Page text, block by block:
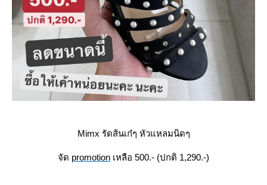
Mimx รัดส้นเก๋ๆ หัวแหลมนิดๆ
จัด promotion เหลือ 500.- (ปกติ 1,290.-)